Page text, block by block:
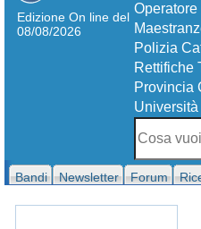
Edizione On line del
08/08/2026
Polizia
Rettifiche
Provincia
Università
Bandi Newsletter Forum